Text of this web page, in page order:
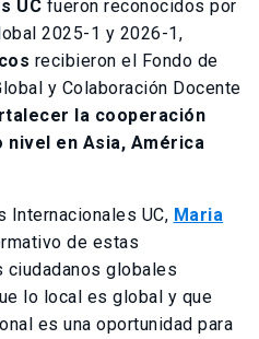
UC fueron reconocidos por
2025-1 y 2026-1,
recibieron el Fondo de
y Colaboración Docente
la cooperación
en Asia, América
Internacionales UC, Maria
de estas
ciudadanos globales
lo local es global y que
es una oportunidad para